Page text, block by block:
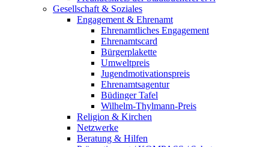
Gesellschaft & Soziales
Engagement & Ehrenamt
Ehrenamtliches Engagement
Ehrenamtscard
Bürgerplakette
Umweltpreis
Jugendmotivationspreis
Ehrenamtsagentur
Büdinger Tafel
Wilhelm-Thylmann-Preis
Religion & Kirchen
Netzwerke
Beratung & Hilfen